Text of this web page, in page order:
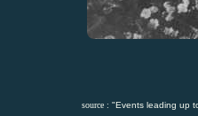
source : "Events leading up